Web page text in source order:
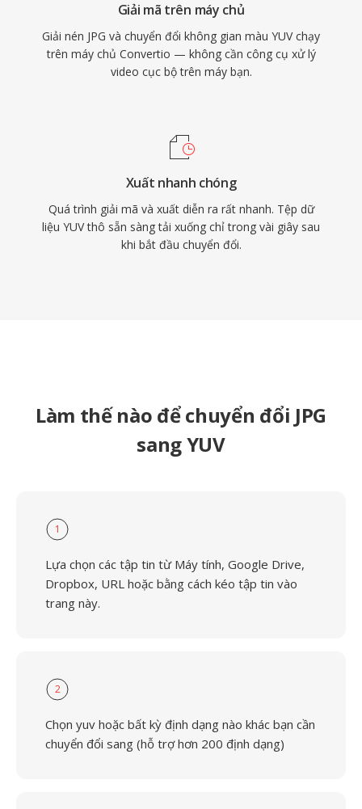
Giải mã trên máy chủ
Giải nén JPG và chuyển đổi không gian màu YUV chạy
trên máy chủ Convertio — không cần công cụ xử lý
video cục bộ trên máy bạn.
Xuất nhanh chóng
Quá trình giải mã và xuất diễn ra rất nhanh. Tệp dữ
liệu YUV thô sẵn sàng tải xuống chỉ trong vài giây sau
khi bắt đầu chuyển đổi.
Làm thế nào để chuyển đổi JPG
sang YUV
1
Lựa chọn các tập tin từ Máy tính, Google Drive,
Dropbox, URL hoặc bằng cách kéo tập tin vào
trang này.
2
Chọn yuv hoặc bất kỳ định dạng nào khác bạn cần
chuyển đổi sang (hỗ trợ hơn 200 định dạng)